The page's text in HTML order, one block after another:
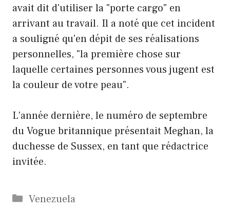
avait dit d'utiliser la "porte cargo" en
arrivant au travail. Il a noté que cet incident
a souligné qu'en dépit de ses réalisations
personnelles, "la première chose sur
laquelle certaines personnes vous jugent est
la couleur de votre peau".
L'année dernière, le numéro de septembre
du Vogue britannique présentait Meghan, la
duchesse de Sussex, en tant que rédactrice
invitée.
Catégories
Venezuela